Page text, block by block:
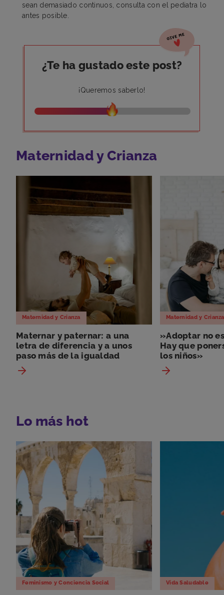
sean demasiado continuos, consulta con el pediatra lo
antes posible.
¿Te ha gustado este post?
¡Queremos saberlo!
Maternidad y Crianza
Maternidad y Crianza
Maternar y paternar: a una
letra de diferencia y a unos
paso más de la igualdad
Maternidad y Crianza
»Adoptar no
Hay que
los niños»
Lo más hot
Feminismo y Conciencia Social Vida Saludable